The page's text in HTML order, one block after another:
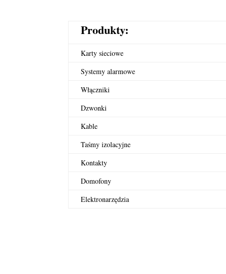
Produkty:
Karty sieciowe
Systemy alarmowe
Włączniki
Dzwonki
Kable
Taśmy izolacyjne
Kontakty
Domofony
Elektronarzędzia